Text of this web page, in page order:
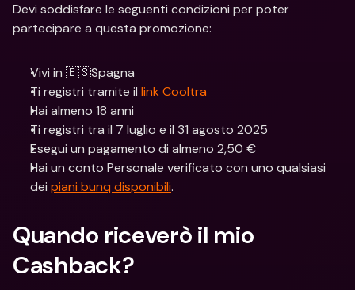
Devi soddisfare le seguenti condizioni per poter
partecipare a questa promozione:
Vivi in 🇪🇸Spagna
Ti registri tramite il link Cooltra
Hai almeno 18 anni
Ti registri tra il 7 luglio e il 31 agosto 2025
Esegui un pagamento di almeno 2,50 €
Hai un conto Personale verificato con uno qualsiasi
dei piani bunq disponibili.
Quando riceverò il mio
Cashback?